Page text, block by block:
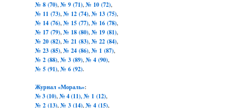
№ 8 (70),№ 9 (71),№ 10 (72),
№ 11 (73),№ 12 (74),№ 13 (75),
№ 14 (76),№ 15 (77),№ 16 (78),
№ 17 (79),№ 18 (80),№ 19 (81),
№ 20 (82),№ 21 (83),№ 22 (84),
№ 23 (85),№ 24 (86),№ 1 (87),
№ 2 (88),№ 3 (89),№ 4 (90),
№ 5 (91),№ 6 (92).
Журнал «Мораль»:
№ 3 (10),№ 4 (11),№ 1 (12),
№ 2 (13),№ 3 (14),№ 4 (15),